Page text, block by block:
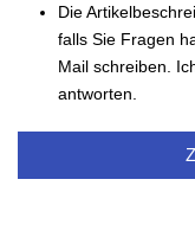
Die
falls Sie Fragen
Mail schreiben.
antworten.